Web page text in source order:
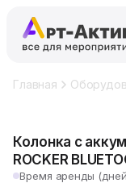
Главная
Колонка с
ROCKER
Время аренды